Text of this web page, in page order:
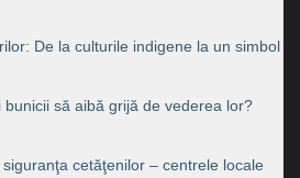
De la culturile indigene la un simbol
să aibă grijă de vederea lor?
cetăţenilor – centrele locale